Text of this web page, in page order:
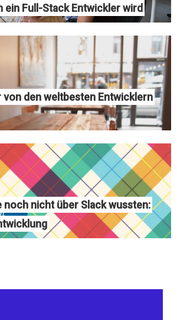
ein Full-Stack Entwickler wird
von den weltbesten Entwicklern
noch nicht über Slack wussten: